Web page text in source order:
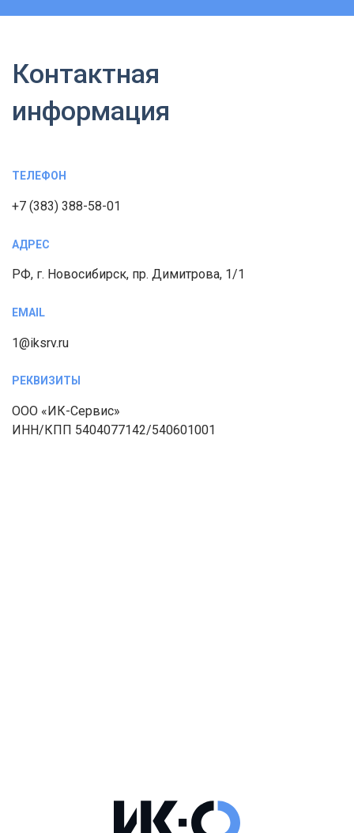
Контактная
информация
ТЕЛЕФОН
+7 (383) 388-58-01
АДРЕС
РФ, г. Новосибирск, пр. Димитрова, 1/1
EMAIL
1@iksrv.ru
РЕКВИЗИТЫ
ООО «ИК-Сервис»
ИНН/КПП 5404077142/540601001